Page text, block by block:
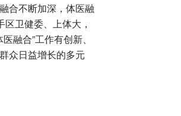
合不断加深，体医融
卫健委、上体大，
融合”工作有创新、
众日益增长的多元